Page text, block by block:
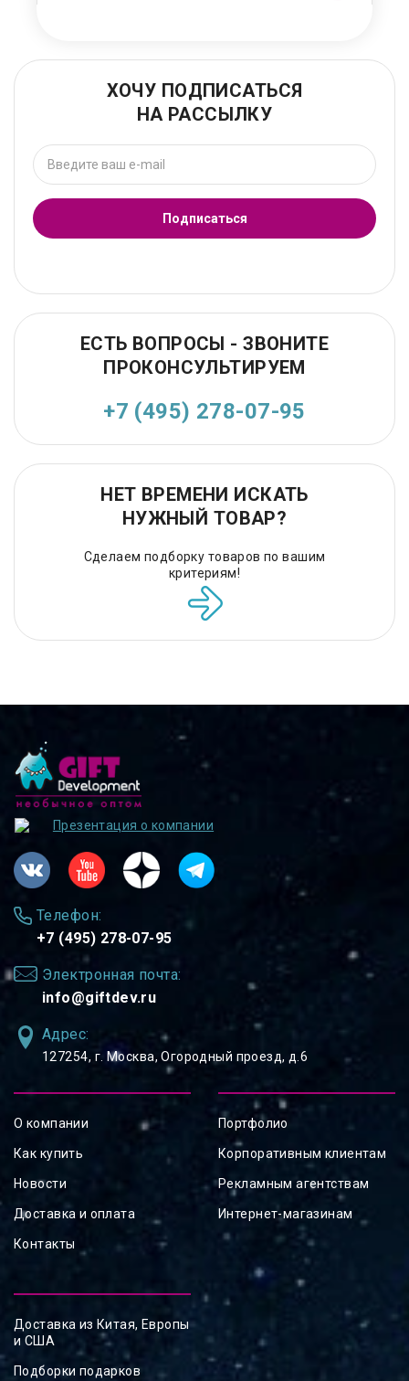
ХОЧУ ПОДПИСАТЬСЯ
НА РАССЫЛКУ
Подписаться
ЕСТЬ ВОПРОСЫ - ЗВОНИТЕ
ПРОКОНСУЛЬТИРУЕМ
+7 (495) 278-07-95
НЕТ ВРЕМЕНИ ИСКАТЬ
НУЖНЫЙ ТОВАР?
Сделаем подборку товаров по вашим
критериям!
Презентация о компании
Телефон:
+7 (495) 278-07-95
Электронная почта:
info@giftdev.ru
Адрес:
127254, ⁠г. Москва, Огородный проезд, д.6
О компании
Как купить
Новости
Доставка и оплата
Контакты
Портфолио
Корпоративным клиентам
Рекламным агентствам
Интернет-магазинам
Доставка из Китая, Европы
и США
Подборки подарков